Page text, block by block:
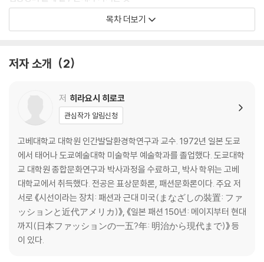
4강 자유와 구속: 여성의 신체는 해방되었을까?
7강 전시와 감상: 미술관과 박물관의 패션전시회
8강 신체와 표상: 패션과 예술의 접근
9강 이름과 언설: 샤넬은 왜 높이 평가될까?
집중강의 넷째 날 / 역사와 미래를 연결하다
10강 여성과 노동: ‘바느질하는 여자’는 사라졌을까?
11강 일본과 근대: ‘양복’은 무엇이었을까?
12강 비평과 연구: 패션학에서 패션스터디즈로
목차 더보기
저자 소개 2
저 히라요시 히로코
관심작가 알림신청
고베대학교 대학원 인간발달환경학연구과 교수. 1972년 일본 도쿄
에서 태어나 도쿄예술대학 미술학부 예술학과를 졸업했다. 도쿄대학
교 대학원 종합문화연구과 박사과정을 수료하고, 박사 학위는 고베
대학교에서 취득했다. 전공은 표상문화론, 패션문화론이다. 주요 저
서로 《시선이라는 장치: 패션과 근대 미국(まなざしの裝置: ファ
ッションと近代アメリカ)》, 《일본 패션 150년: 메이지부터 현대
까지(日本ファッションの一五?年: 明治から現代まで)》 등
이 있다.